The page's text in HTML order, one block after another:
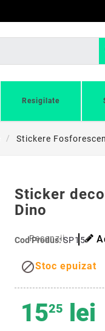
Resigilate
Stickere
Sticker
Dino
Cod Produs:SP15
Recenzii
Stoc epuizat
1525 lei